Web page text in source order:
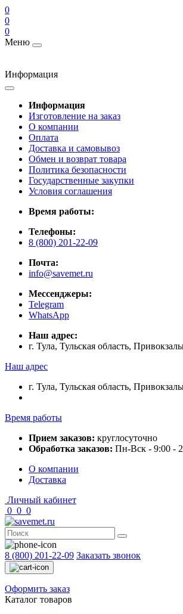
0
0
0
Меню
Информация
Информация
Изготовление на заказ
О компании
Оплата
Доставка и самовывоз
Обмен и возврат товара
Политика безопасности
Государственные закупки
Условия соглашения
Время работы:
Телефоны:
8 (800) 201-22-09
Почта:
info@savemet.ru
Мессенджеры:
Telegram
WhatsApp
Наш адрес:
г. Тула, Тульская область,
Наш адрес
г. Тула, Тульская область,
Время работы
Прием заказов: круглосуточно
Обработка заказов: Пн-Вск - 9:00 -
О компании
Доставка
Личный кабинет
0 0 0
8 (800) 201-22-09 Заказать звонок
Оформить заказ
Каталог товаров